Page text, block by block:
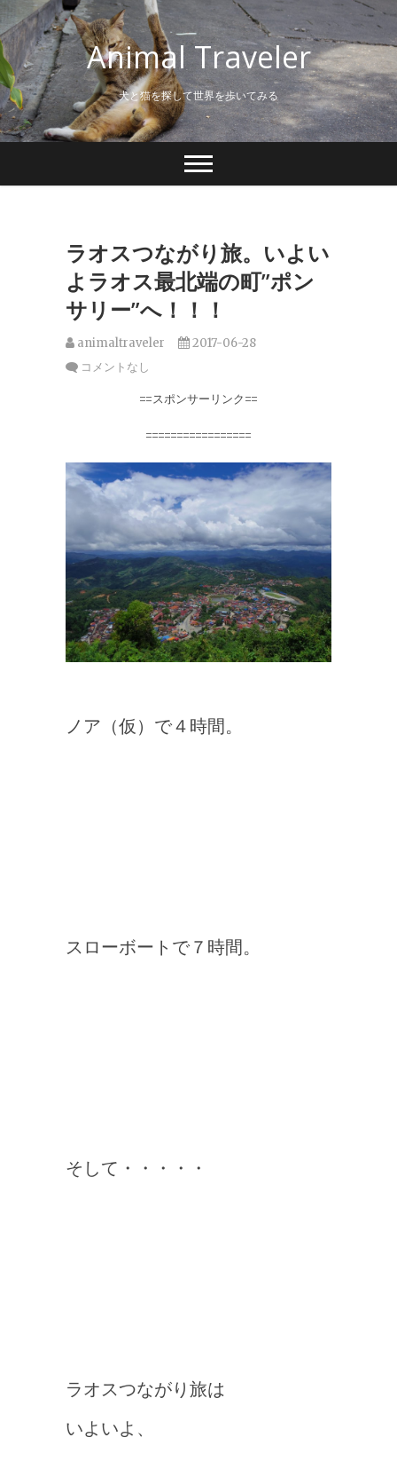
S
k
i
p
t
o
c
o
Animal Traveler
犬と猫を探して世界を歩いてみる
ラオスつながり旅。いよい
よラオス最北端の町”ポン
サリー”へ！！！
animaltraveler
2017-06-28
コメントなし
==スポンサーリンク==
=================
ノア（仮）で４時間。
スローボートで７時間。
そして・・・・・
ラオスつながり旅は
いよいよ、